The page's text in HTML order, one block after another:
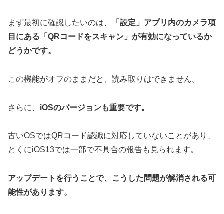
まず最初に確認したいのは、
「設定」アプリ内のカメラ項
目にある「QRコードをスキャン」が有効になっているか
どうかです。
この機能がオフのままだと、読み取りはできません。
さらに、 iOSのバージョンも重要です。
古いOSではQRコード認識に対応していないことがあり、
とくにiOS13では一部で不具合の報告も見られます。
アップデートを行うことで、こうした問題が解消される可
能性があります。